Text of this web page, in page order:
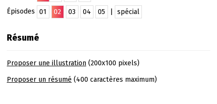
Épisodes
01 02 03 04 05 spécial
Résumé
Proposer une illustration(200x100 pixels)
Proposer un résumé (400 caractères maximum)